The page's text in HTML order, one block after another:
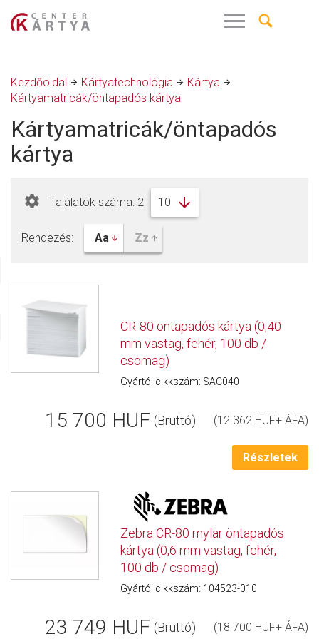
Kezdőoldal Kártyatechnológia
Kártya
Kártyamatricák/öntapadós kártya
Kártyamatricák/öntapadós
kártya
Találatok száma: 2
Rendezés:
CR-80 öntapadós kártya (0,40
mm vastag, fehér, 100 db /
csomag)
Gyártói cikkszám: SAC040
15 700 HUF (Bruttó) (12 362 HUF+ ÁFA)
Részletek
Zebra CR-80 mylar öntapadós
kártya (0,6 mm vastag, fehér,
100 db / csomag)
Gyártói cikkszám: 104523-010
23 749 HUF (Bruttó) (18 700 HUF+ ÁFA)